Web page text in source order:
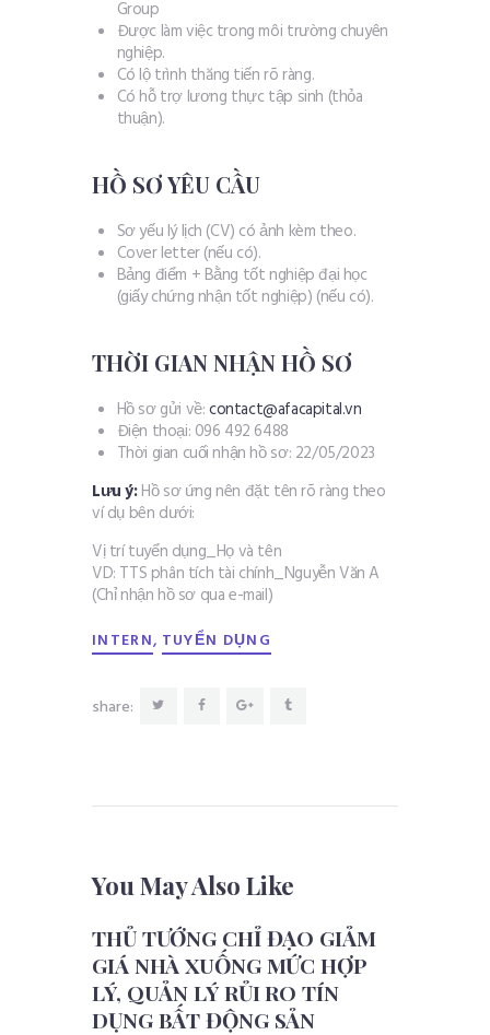
Group
Được làm việc trong môi trường chuyên
nghiệp.
Có lộ trình thăng tiến rõ ràng.
Có hỗ trợ lương thực tập sinh (thỏa
thuận).
HỒ SƠ YÊU CẦU
Sơ yếu lý lịch (CV) có ảnh kèm theo.
Cover letter (nếu có).
Bảng điểm + Bằng tốt nghiệp đại học
(giấy chứng nhận tốt nghiệp) (nếu có).
THỜI GIAN NHẬN HỒ SƠ
Hồ sơ gửi về:contact@afacapital.vn
Điện thoại: 096 492 6488
Thời gian cuối nhận hồ sơ: 22/05/2023
Lưu ý:Hồ sơ ứng nên đặt tên rõ ràng theo
ví dụ bên dưới:
Vị trí tuyển dụng_Họ và tên
VD: TTS phân tích tài chính_Nguyễn Văn A
(Chỉ nhận hồ sơ qua e-mail)
INTERN, TUYỂN DỤNG
share:
You May Also Like
THỦ TƯỚNG CHỈ ĐẠO GIẢM
GIÁ NHÀ XUỐNG MỨC HỢP
LÝ, QUẢN LÝ RỦI RO TÍN
DỤNG BẤT ĐỘNG SẢN